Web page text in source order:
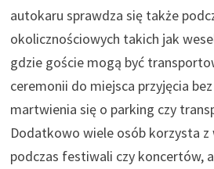
autokaru sprawdza się także
okolicznościowych takich jak
gdzie goście mogą być
ceremonii do miejsca przyjęcia
martwienia się o parking czy
Dodatkowo wiele osób korzysta
podczas festiwali czy koncertów,